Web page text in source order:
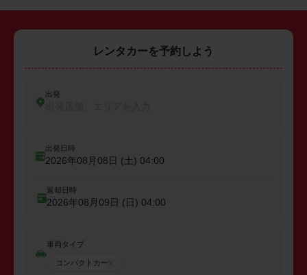
レンタカーを予約しよう
出発
出発日時
2026年08月08日 (土) 04:00
返却日時
2026年08月09日 (日) 04:00
車両タイプ
コンパクトカー